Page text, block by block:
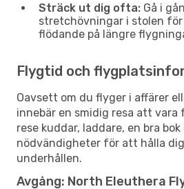
Sträck ut dig ofta: Gå i
stretchövningar i stolen
flödande på längre
Flygtid och
Oavsett om du flyger i affärer
innebär en smidig resa att vara
rese kuddar, laddare, en bra bok
nödvändigheter för att hålla
underhållen.
Avgång: North Eleuthera